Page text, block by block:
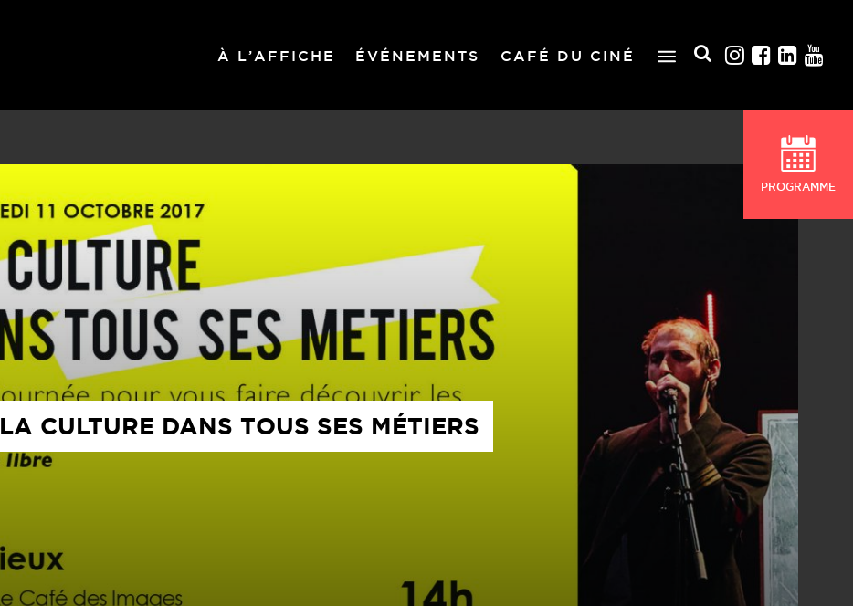
À L’AFFICHE ÉVÉNEMENTS CAFÉ DU CINÉ
PROGRAMME
LA CULTURE DANS TOUS SES MÉTIERS